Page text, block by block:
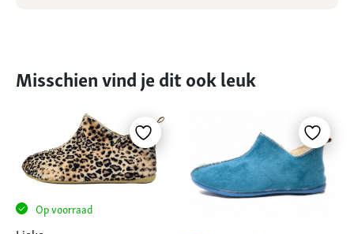
Misschien vind je dit ook leuk
Op voorraad